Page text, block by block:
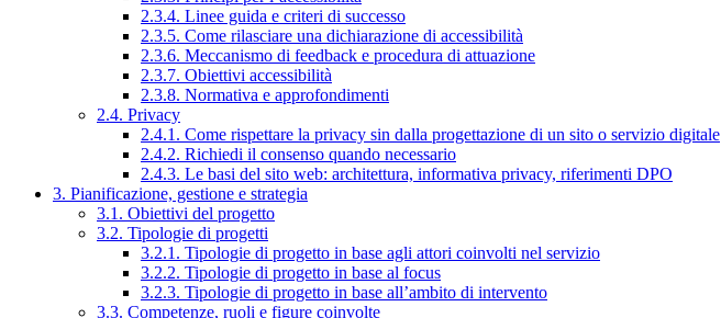
2.3.4. Linee guida e criteri di successo
2.3.5. Come rilasciare una dichiarazione di accessibilità
2.3.6. Meccanismo di feedback e procedura di attuazione
2.3.7. Obiettivi accessibilità
2.3.8. Normativa e approfondimenti
2.4. Privacy
2.4.1. Come rispettare la privacy sin dalla progettazione di un sito o servizio digitale
2.4.2. Richiedi il consenso quando necessario
2.4.3. Le basi del sito web: architettura, informativa privacy, riferimenti DPO
3. Pianificazione, gestione e strategia
3.1. Obiettivi del progetto
3.2. Tipologie di progetti
3.2.1. Tipologie di progetto in base agli attori coinvolti nel servizio
3.2.2. Tipologie di progetto in base al focus
3.2.3. Tipologie di progetto in base all’ambito di intervento
3.3. Competenze, ruoli e figure coinvolte